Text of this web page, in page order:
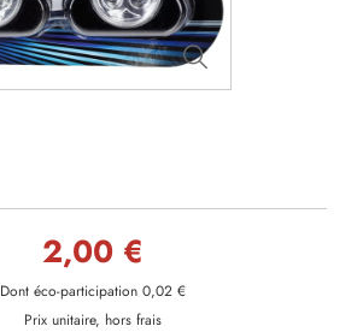
2,00 €
Dont éco-participation 0,02 €
Prix unitaire, hors frais